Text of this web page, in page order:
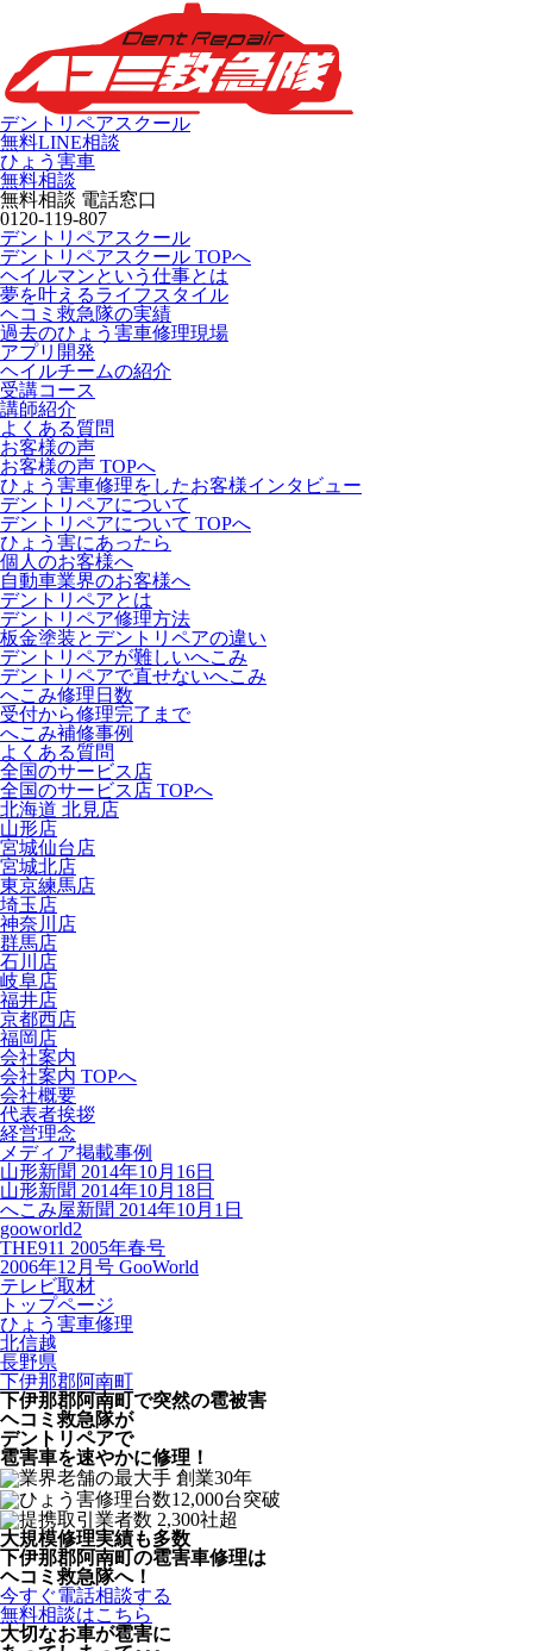
デントリペアスクール
無料LINE相談
ひょう害車
無料相談
無料相談 電話窓口
0120-119-807
デントリペアスクール
デントリペアスクール TOPへ
ヘイルマンという仕事とは
夢を叶えるライフスタイル
ヘコミ救急隊の実績
過去のひょう害車修理現場
アプリ開発
ヘイルチームの紹介
受講コース
講師紹介
よくある質問
お客様の声
お客様の声 TOPへ
ひょう害車修理をしたお客様インタビュー
デントリペアについて
デントリペアについて TOPへ
ひょう害にあったら
個人のお客様へ
自動車業界のお客様へ
デントリペアとは
デントリペア修理方法
板金塗装とデントリペアの違い
デントリペアが難しいへこみ
デントリペアで直せないへこみ
へこみ修理日数
受付から修理完了まで
へこみ補修事例
よくある質問
全国のサービス店
全国のサービス店 TOPへ
北海道 北見店
山形店
宮城仙台店
宮城北店
東京練馬店
埼玉店
神奈川店
群馬店
石川店
岐阜店
福井店
京都西店
福岡店
会社案内
会社案内 TOPへ
会社概要
代表者挨拶
経営理念
メディア掲載事例
山形新聞 2014年10月16日
山形新聞 2014年10月18日
へこみ屋新聞 2014年10月1日
gooworld2
THE911 2005年春号
2006年12月号 GooWorld
テレビ取材
トップページ
ひょう害車修理
北信越
長野県
下伊那郡阿南町
下伊那郡阿南町で突然の雹被害
ヘコミ救急隊が
デントリペアで
雹害車を速やかに修理！
大規模修理実績も多数
下伊那郡阿南町の雹害車修理は
ヘコミ救急隊へ！
今すぐ電話相談する
無料相談はこちら
大切なお車が雹害に